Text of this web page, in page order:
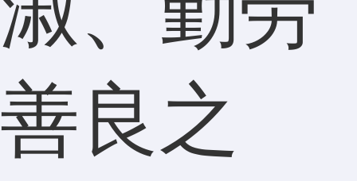
善良之